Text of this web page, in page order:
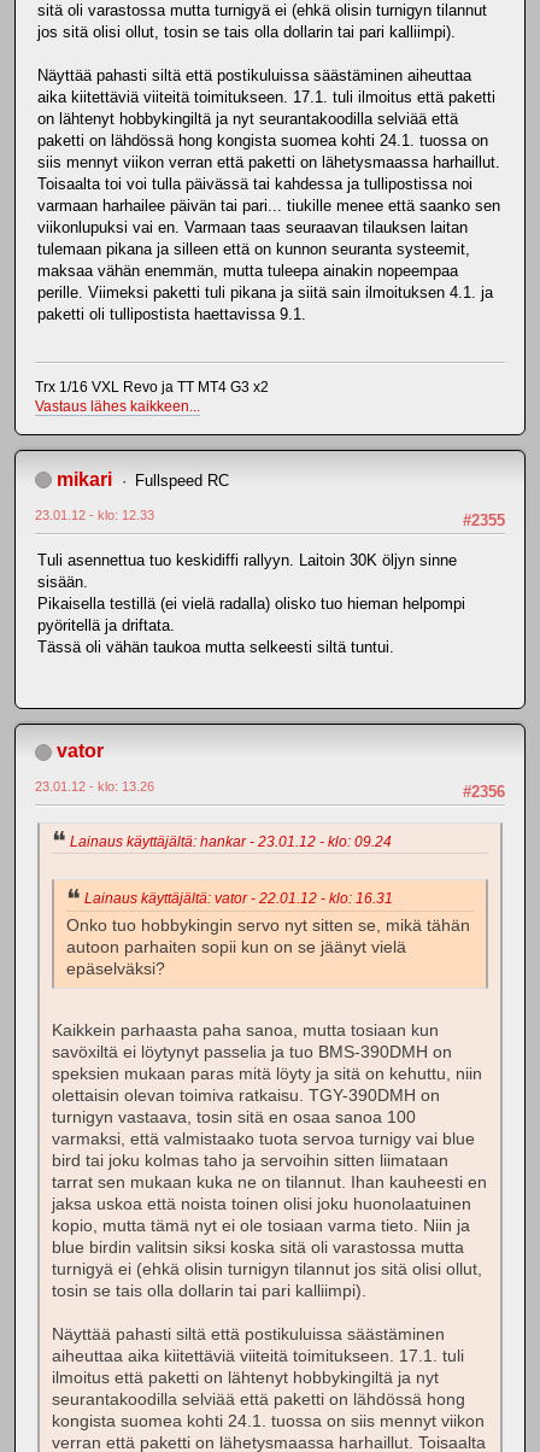
sitä oli varastossa mutta turnigyä ei (ehkä olisin turnigyn tilannut
jos sitä olisi ollut, tosin se tais olla dollarin tai pari kalliimpi).
Näyttää pahasti siltä että postikuluissa säästäminen aiheuttaa
aika kiitettäviä viiteitä toimitukseen. 17.1. tuli ilmoitus että paketti
on lähtenyt hobbykingiltä ja nyt seurantakoodilla selviää että
paketti on lähdössä hong kongista suomea kohti 24.1. tuossa on
siis mennyt viikon verran että paketti on lähetysmaassa harhaillut.
Toisaalta toi voi tulla päivässä tai kahdessa ja tullipostissa noi
varmaan harhailee päivän tai pari... tiukille menee että saanko sen
viikonlupuksi vai en. Varmaan taas seuraavan tilauksen laitan
tulemaan pikana ja silleen että on kunnon seuranta systeemit,
maksaa vähän enemmän, mutta tuleepa ainakin nopeempaa
perille. Viimeksi paketti tuli pikana ja siitä sain ilmoituksen 4.1. ja
paketti oli tullipostista haettavissa 9.1.
Trx 1/16 VXL Revo ja TT MT4 G3 x2
Vastaus lähes kaikkeen...
mikari Fullspeed RC
#2355
23.01.12 - klo: 12.33
Tuli asennettua tuo keskidiffi rallyyn. Laitoin 30K öljyn sinne
sisään.
Pikaisella testillä (ei vielä radalla) olisko tuo hieman helpompi
pyöritellä ja driftata.
Tässä oli vähän taukoa mutta selkeesti siltä tuntui.
vator
#2356
23.01.12 - klo: 13.26
Lainaus käyttäjältä: hankar - 23.01.12 - klo: 09.24
Lainaus käyttäjältä: vator - 22.01.12 - klo: 16.31
Onko tuo hobbykingin servo nyt sitten se, mikä tähän
autoon parhaiten sopii kun on se jäänyt vielä
epäselväksi?
Kaikkein parhaasta paha sanoa, mutta tosiaan kun
savöxiltä ei löytynyt passelia ja tuo BMS-390DMH on
speksien mukaan paras mitä löyty ja sitä on kehuttu, niin
olettaisin olevan toimiva ratkaisu. TGY-390DMH on
turnigyn vastaava, tosin sitä en osaa sanoa 100
varmaksi, että valmistaako tuota servoa turnigy vai blue
bird tai joku kolmas taho ja servoihin sitten liimataan
tarrat sen mukaan kuka ne on tilannut. Ihan kauheesti en
jaksa uskoa että noista toinen olisi joku huonolaatuinen
kopio, mutta tämä nyt ei ole tosiaan varma tieto. Niin ja
blue birdin valitsin siksi koska sitä oli varastossa mutta
turnigyä ei (ehkä olisin turnigyn tilannut jos sitä olisi ollut,
tosin se tais olla dollarin tai pari kalliimpi).
Näyttää pahasti siltä että postikuluissa säästäminen
aiheuttaa aika kiitettäviä viiteitä toimitukseen. 17.1. tuli
ilmoitus että paketti on lähtenyt hobbykingiltä ja nyt
seurantakoodilla selviää että paketti on lähdössä hong
kongista suomea kohti 24.1. tuossa on siis mennyt viikon
verran että paketti on lähetysmaassa harhaillut. Toisaalta